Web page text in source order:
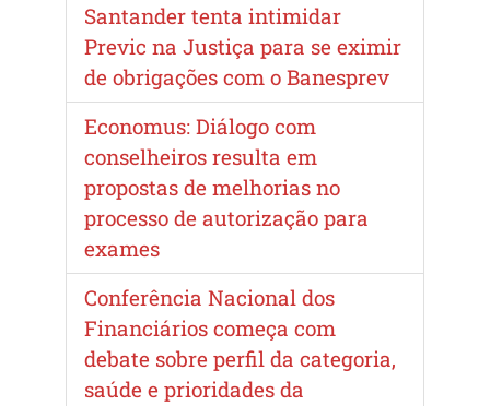
Santander tenta intimidar
Previc na Justiça para se eximir
de obrigações com o Banesprev
Economus: Diálogo com
conselheiros resulta em
propostas de melhorias no
processo de autorização para
exames
Conferência Nacional dos
Financiários começa com
debate sobre perfil da categoria,
saúde e prioridades da